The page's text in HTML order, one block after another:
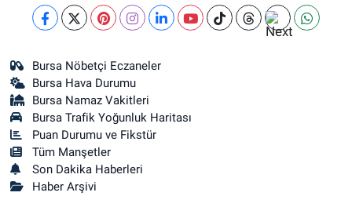
Bursa Nöbetçi Eczaneler
Bursa Hava Durumu
Bursa Namaz Vakitleri
Bursa Trafik Yoğunluk Haritası
Puan Durumu ve Fikstür
Tüm Manşetler
Son Dakika Haberleri
Haber Arşivi